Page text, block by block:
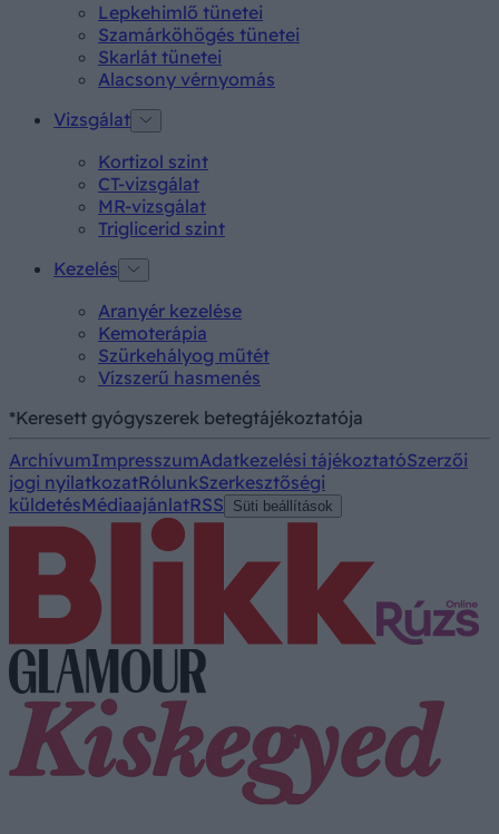
Lepkehimlő tünetei
Szamárköhögés tünetei
Skarlát tünetei
Alacsony vérnyomás
Vizsgálat
Kortizol szint
CT-vizsgálat
MR-vizsgálat
Triglicerid szint
Kezelés
Aranyér kezelése
Kemoterápia
Szürkehályog műtét
Vízszerű hasmenés
*Keresett gyógyszerek betegtájékoztatója
ArchívumImpresszumAdatkezelési tájékoztatóSzerzői
jogi nyilatkozatRólunkSzerkesztőségi
küldetésMédiaajánlatRSS Süti beállítások